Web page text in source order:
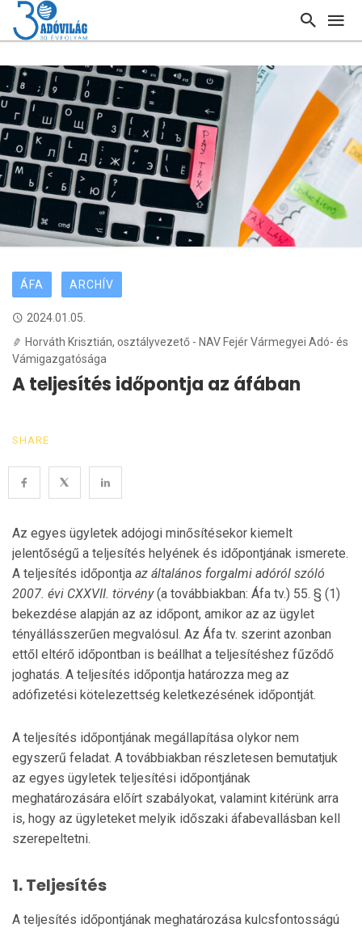
ÁFA ARCHÍV
2024.01.05.
Horváth Krisztián, osztályvezető - NAV Fejér Vármegyei Adó- és
Vámigazgatósága
A teljesítés időpontja az áfában
SHARE
Az egyes ügyletek adójogi minősítésekor kiemelt
jelentőségű a teljesítés helyének és időpontjának ismerete.
A teljesítés időpontja az általános forgalmi adóról szóló
2007. évi CXXVII. törvény(a továbbiakban: Áfa tv.) 55. § (1)
bekezdése alapján az az időpont, amikor az az ügylet
tényállásszerűen megvalósul. Az Áfa tv. szerint azonban
ettől eltérő időpontban is beállhat a teljesítéshez fűződő
joghatás. A teljesítés időpontja határozza meg az
adófizetési kötelezettség keletkezésének időpontját.
A teljesítés időpontjának megállapítása olykor nem
egyszerű feladat. A továbbiakban részletesen bemutatjuk
az egyes ügyletek teljesítési időpontjának
meghatározására előírt szabályokat, valamint kitérünk arra
is, hogy az ügyleteket melyik időszaki áfabevallásban kell
szerepeltetni.
1.Teljesítés
A teljesítés időpontjának meghatározása kulcsfontosságú